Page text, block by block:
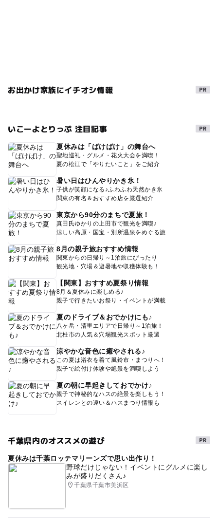
お出かけ家族にイチオシ情報
いこーよとりっぷ 注目記事
夏休みは「ばけばけ」の舞台へ
聖地巡礼・グルメ・花火大会を満喫！
夏の松江で「やりたいこと」をご紹介
暑い日はひんやりかき氷！
子供が笑顔になる♪ふわふわ天然かき氷
関東の有名＆おすすめ店を厳選紹介
東京から90分のまちで夏旅！
真田氏ゆかりの上田市で観光を満喫♪
涼しい高原・国宝・別所温泉をめぐる旅
8月の親子旅おすすめ情報
関東からの日帰り～1泊旅にぴったり
観光地・穴場＆避暑地や収穫体験も！
【関東】おすすめ夏祭り情報
8月＆夏休みに楽しめる♪
親子で行きたいお祭り・イベントが満載
夏のドライブ＆おでかけにも♪
八ヶ岳・清里エリアで日帰り～1泊旅！
北杜市の人気＆穴場観光スポット厳選
涼やかな音色に癒やされる♪
この夏は浴衣を着て風鈴市・まつりへ！
親子で絵付け体験や絶景を満喫しよう
夏の朝に早起きしておでかけ♪
親子で神秘的なハスの絶景を楽しもう！
スイレンとの違い＆ハスまつり情報も
千葉県内のオススメの遊び
夏休みは千葉ロッテマリーンズで思い出作り！
野球だけじゃない！イベントにグルメに楽し
みが盛りだくさん♪
千葉県千葉市美浜区